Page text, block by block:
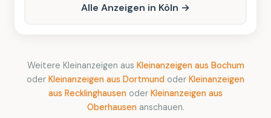
Alle Anzeigen in Köln →
Weitere Kleinanzeigen aus Kleinanzeigen aus Bochum
oder Kleinanzeigen aus Dortmund oder Kleinanzeigen
aus Recklinghausen oder Kleinanzeigen aus
Oberhausenanschauen.